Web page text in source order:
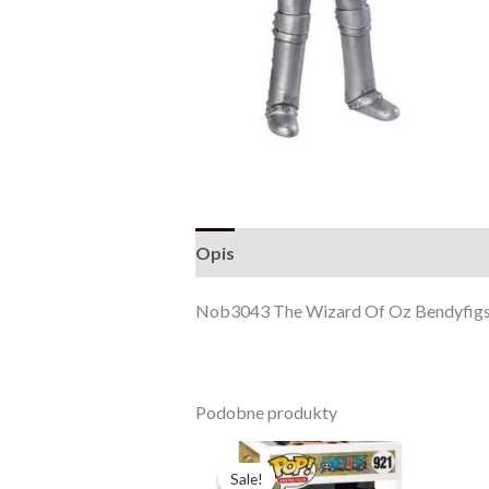
Opis
Nob3043 The Wizard Of Oz
Podobne produkty
Sale!
Sale!
Pierwotna
cena
Aktualna
cena